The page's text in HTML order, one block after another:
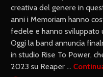
creativa del genere in
anni i Memoriam hanno
fedele e hanno sviluppato
Oggi la band annuncia
in studio Rise To Power,
2023 su Reaper …